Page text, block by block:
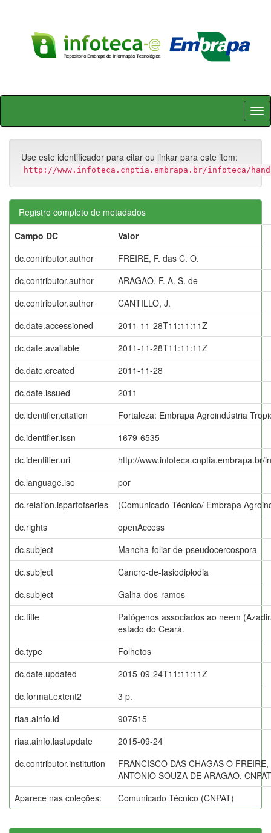
Skip
Use este identificador para citar ou linkar para este item:
http://www.infoteca.cnptia.embrapa.br/infoteca/
Registro completo de metadados
Campo DC
Valor
dc.contributor.author
FREIRE, F. das C. O.
dc.contributor.author
ARAGAO, F. A. S. de
dc.contributor.author
CANTILLO, J.
dc.date.accessioned
2011-11-28T11:11:11Z
dc.date.available
2011-11-28T11:11:11Z
dc.date.created
2011-11-28
dc.date.issued
2011
dc.identifier.citation
Fortaleza: Embrapa Agroindústria
dc.identifier.issn
1679-6535
dc.identifier.uri
http://www.infoteca.cnptia.embrapa.br/
dc.language.iso
por
dc.relation.ispartofseries
(Comunicado Técnico/ Embrapa
dc.rights
openAccess
dc.subject
Mancha-foliar-de-pseudocercospora
dc.subject
Cancro-de-lasiodiplodia
dc.subject
Galha-dos-ramos
dc.title
Patógenos associados ao neem
estado do Ceará.
dc.type
Folhetos
dc.date.updated
2015-09-24T11:11:11Z
dc.format.extent2
3 p.
riaa.ainfo.id
907515
riaa.ainfo.lastupdate
2015-09-24
dc.contributor.institution
FRANCISCO DAS CHAGAS O
ANTONIO SOUZA DE ARAGAO,
Aparece nas coleções:
Comunicado Técnico (CNPAT)